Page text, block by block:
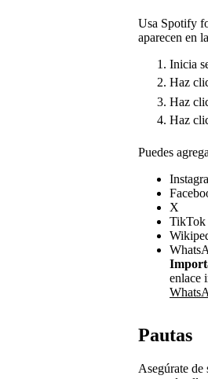
Usa Spotify
aparecen en
Inicia
Haz
Haz
Haz
Puedes
X
TikTok
enlace
Pautas
Asegúrate de